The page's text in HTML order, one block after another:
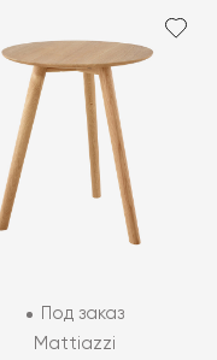
Под заказ
Mattiazzi